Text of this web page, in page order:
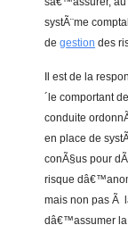
systÃ¨me
de gestion des
Il est de la
´le comportant
conduite
en place de
conÃ§us pour
risque
mais non pas Ã
dâ€™assumer